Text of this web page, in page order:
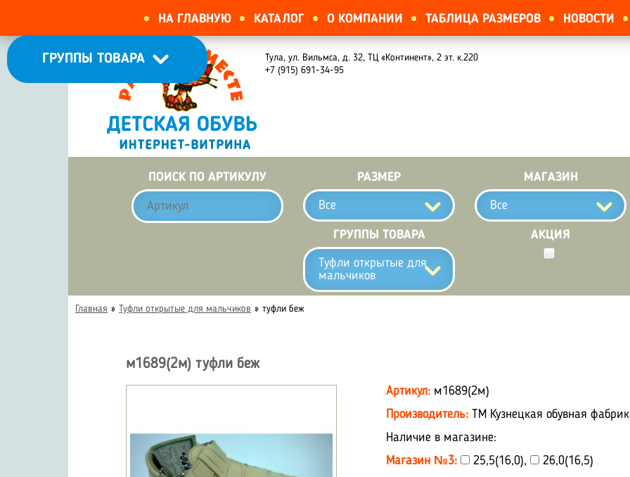
НА ГЛАВНУЮ КАТАЛОГ О КОМПАНИИ ТАБЛИЦА РАЗМЕРОВ НОВОСТИ
Тула, ул. Вильмса, д. 32, ТЦ «Континент», 2 эт. к.220
+7 (915) 691-34-95
ГРУППЫ ТОВАРА
ПОИСК ПО АРТИКУЛУ РАЗМЕР
Все
МАГАЗИН
Все
ГРУППЫ ТОВАРА
Туфли открытые для
мальчиков
АКЦИЯ
Главная » Туфли открытые для мальчиков » туфли беж
м1689(2м) туфли беж
Артикул: м1689(2м)
Производитель: ТМ Кузнецкая обувная
Наличие в магазине:
Магазин №3:
25,5(16,0),
26,0(16,5)